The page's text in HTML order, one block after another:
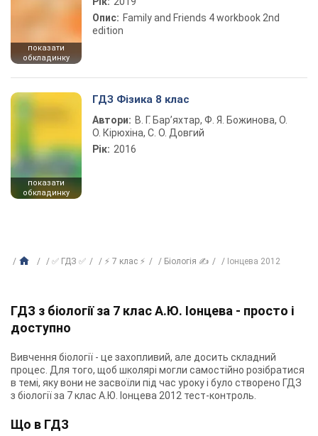
показати
обкладинку
Опис: Family and Friends 4 workbook 2nd
edition
показати
обкладинку
ГДЗ Фізика 8 клас
Автори: В. Г. Бар’яхтар, Ф. Я. Божинова, О.
О. Кірюхіна, С. О. Довгий
Рік: 2016
✅ ГДЗ ✅ ⚡ 7 клас ⚡ Біологія ✍ Іонцева 2012
ГДЗ з біології за 7 клас А.Ю. Іонцева - просто і
доступно
Вивчення біології - це захопливий, але досить складний
процес. Для того, щоб школярі могли самостійно розібратися
в темі, яку вони не засвоїли під час уроку і було створено ГДЗ
з біології за 7 клас А.Ю. Іонцева 2012 тест-контроль.
Що в ГДЗ